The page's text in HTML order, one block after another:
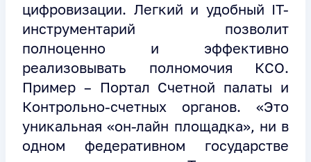
цифровизации. Легкий и удобный IT-
инструментарий позволит
полноценно и эффективно
реализовывать полномочия КСО.
Пример – Портал Счетной палаты и
Контрольно-счетных органов. «Это
уникальная «он-лайн площадка», ни в
одном федеративном государстве